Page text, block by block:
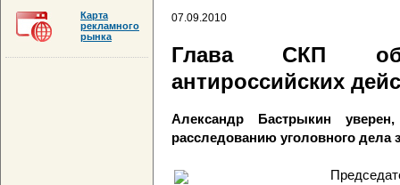
07.09.2010
Глава СКП
антироссийских
Александр Бастрыкин уверен,
расследованию уголовного дела
Карта
рекламного
рынка